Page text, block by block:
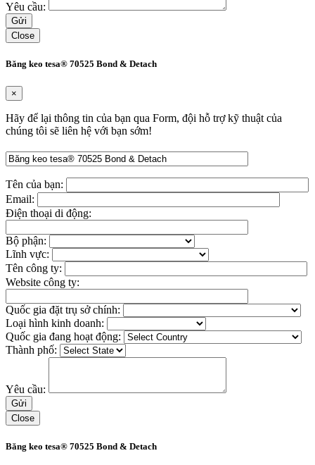
Yêu cầu:
Close
Băng keo tesa® 70525 Bond & Detach
×
Hãy để lại thông tin của bạn qua Form, đội hỗ trợ kỹ thuật của
chúng tôi sẽ liên hệ với bạn sớm!
Tên của bạn:
Email:
Điện thoại di động:
Bộ phận:
Lĩnh vực:
Tên công ty:
Website công ty:
Quốc gia đặt trụ sở chính:
Loại hình kinh doanh:
Quốc gia đang hoạt động:
Thành phố:
Yêu cầu:
Close
Băng keo tesa® 70525 Bond & Detach